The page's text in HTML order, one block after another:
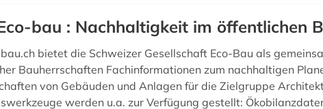
bau : Nachhaltigkeit im öffentlichen
bietet die Schweizer Gesellschaft Eco-Bau als
Bauherrschaften Fachinformationen zum nachhaltigen
von Gebäuden und Anlagen für die Zielgruppe
werden u.a. zur Verfügung gestellt: